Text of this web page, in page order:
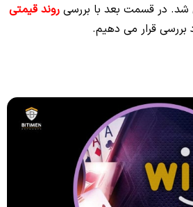
شد. در قسمت بعد با بررسی روند قیمتی
بررسی قرار می دهیم.